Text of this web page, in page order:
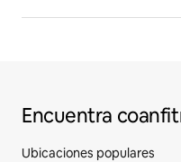
Encuentra
Ubicaciones populares